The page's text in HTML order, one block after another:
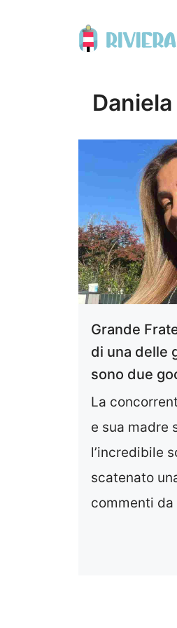
Grande
di una delle
sono due
La
e sua madre
l’incredibile
scatenato
commenti da